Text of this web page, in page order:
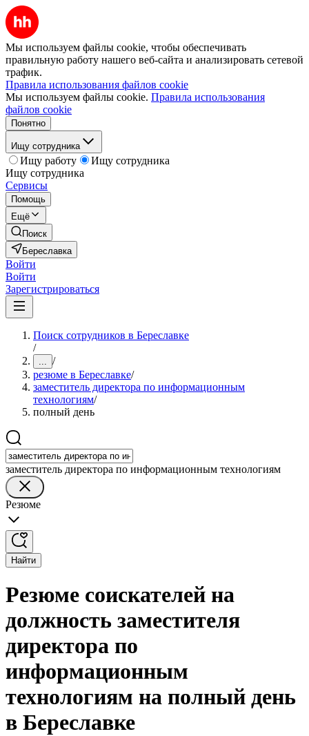
Мы используем файлы cookie, чтобы обеспечивать
правильную работу нашего веб-сайта и анализировать сетевой
трафик.
Правила использования файлов cookie
Мы используем файлы cookie. Правила использования
файлов cookie
Понятно
Ищу сотрудника
Ищу работу
Ищу сотрудника
Ищу сотрудника
Сервисы
Помощь
Ещё
Поиск
Береславка
Войти
Войти
Зарегистрироваться
Поиск сотрудников в Береславке
/
... /
резюме в Береславке/
заместитель директора по информационным
технологиям/
полный день
заместитель директора по информационным технологиям
Резюме
Найти
Резюме соискателей на
должность заместителя
директора по
информационным
технологиям на полный день
в Береславке